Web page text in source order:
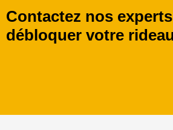
Contactez nos
débloquer votre